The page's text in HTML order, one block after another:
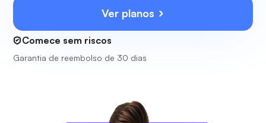
Ver planos
Comece sem riscos
Garantia de reembolso de 30 dias